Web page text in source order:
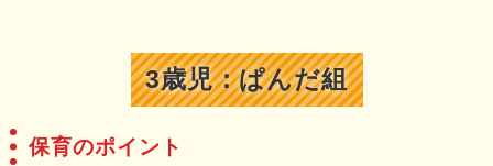
3歳児：ぱんだ組
保育のポイント